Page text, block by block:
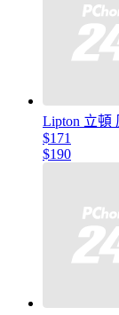
Lipton 立頓
$171
$190